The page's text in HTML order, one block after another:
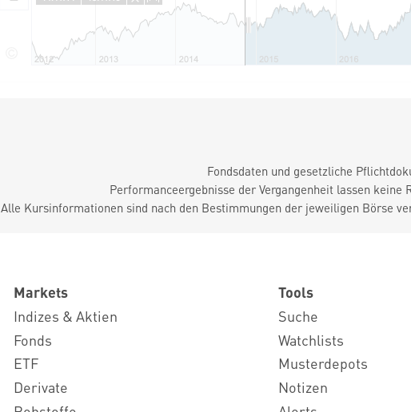
Fondsdaten und gesetzliche
Performanceergebnisse der Vergangenheit lassen
Alle Kursinformationen sind nach den Bestimmungen der jeweiligen Börse
Markets
Indizes & Aktien
Fonds
ETF
Derivate
Tools
Suche
Watchlists
Musterdepots
Notizen